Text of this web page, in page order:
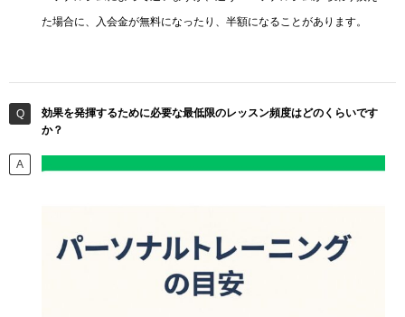
た場合に、入会金が無料になったり、半額になることがあります。
効果を発揮するために必要な最低限のレッスン頻度はどのくらいです
か？